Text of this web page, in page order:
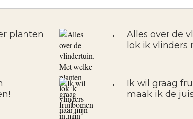
planten
→
Alles over de
lok ik vlinders
→
Ik wil graag
maak ik de